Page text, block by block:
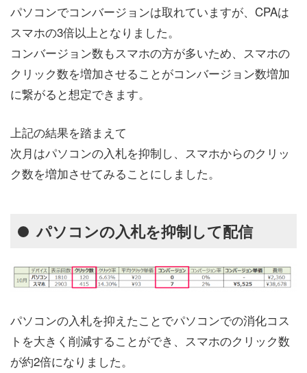
パソコンでコンバージョンは取れていますが、CPAは
スマホの3倍以上となりました。
コンバージョン数もスマホの方が多いため、スマホの
クリック数を増加させることがコンバージョン数増加
に繋がると想定できます。
上記の結果を踏まえて
次月はパソコンの入札を抑制し、スマホからのクリッ
ク数を増加させてみることにしました。
パソコンの入札を抑制して配信
パソコンの入札を抑えたことでパソコンでの消化コス
トを大きく削減することができ、スマホのクリック数
が約2倍になりました。